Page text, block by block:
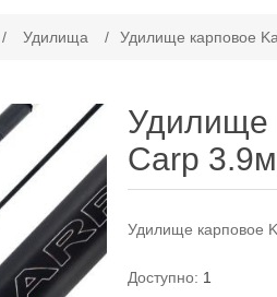
/ Удилища / Удилище карповое
Удилище
Carp
Удилище карповое
Доступно: 1